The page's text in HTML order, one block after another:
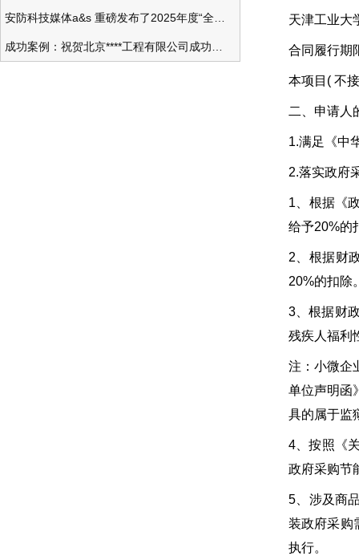
天津工业大
合同履行期
本项目( 不
二、申请人
1.满足《中
2.落实政府
1、根据《
给予20%的
2、根据财
20%的扣除
3、根据财
残疾人福利
注：小微企
单位声明函
具的属于监
4、按照《
政府采购节
5、涉及商
装政府采购
执行。